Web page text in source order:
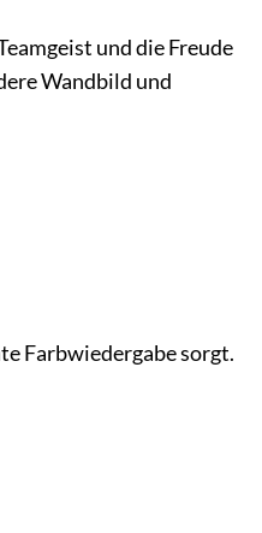
und die Freude
Wandbild und
Farbwiedergabe sorgt.